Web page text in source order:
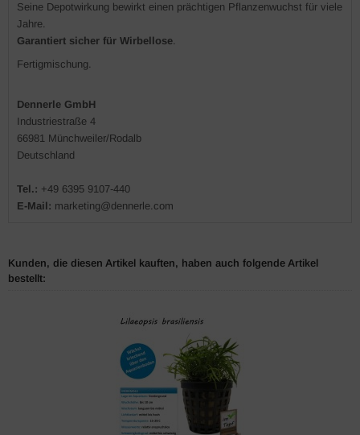
Seine Depotwirkung bewirkt einen prächtigen Pflanzenwuchst für viele
Jahre.
Garantiert sicher für Wirbellose.
Fertigmischung.
Dennerle GmbH
Industriestraße 4
66981 Münchweiler/Rodalb
Deutschland
Tel.: +49 6395 9107-440
E-Mail: marketing@dennerle.com
Kunden, die diesen Artikel kauften, haben auch folgende Artikel
bestellt: